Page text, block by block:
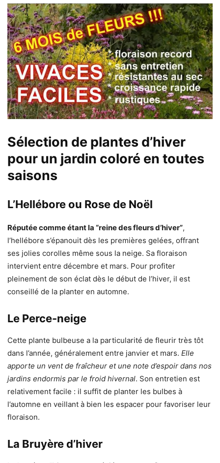
Sélection de plantes d’hiver
pour un jardin coloré en toutes
saisons
L’Hellébore ou Rose de Noël
Réputée comme étant la “reine des fleurs d’hiver”,
l’hellébore s’épanouit dès les premières gelées, offrant
ses jolies corolles même sous la neige. Sa floraison
intervient entre décembre et mars. Pour profiter
pleinement de son éclat dès le début de l’hiver, il est
conseillé de la planter en automne.
Le Perce-neige
Cette plante bulbeuse a la particularité de fleurir très tôt
dans l’année, généralement entre janvier et mars. Elle
apporte un vent de fraîcheur et une note d’espoir dans nos
jardins endormis par le froid hivernal. Son entretien est
relativement facile : il suffit de planter les bulbes à
l’automne en veillant à bien les espacer pour favoriser leur
floraison.
La Bruyère d’hiver